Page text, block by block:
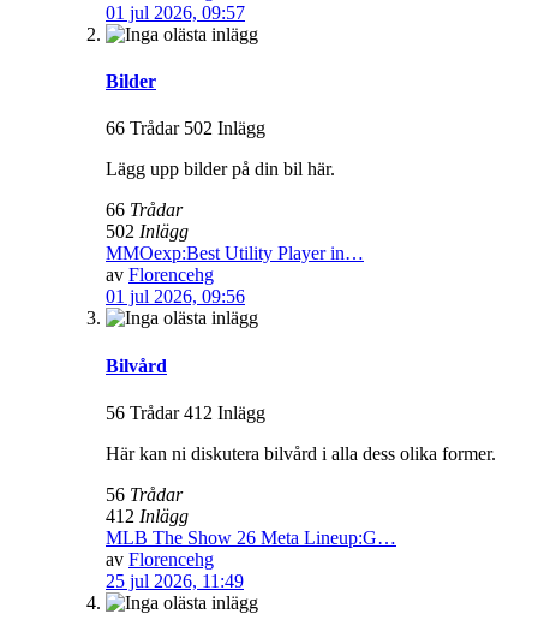
01 jul 2026, 09:57
Bilder
66 Trådar 502 Inlägg
Lägg upp bilder på din bil här.
66 Trådar
502 Inlägg
MMOexp:Best Utility Player in…
av Florencehg
01 jul 2026, 09:56
Bilvård
56 Trådar 412 Inlägg
Här kan ni diskutera bilvård i alla dess olika former.
56 Trådar
412 Inlägg
MLB The Show 26 Meta Lineup:G…
av Florencehg
25 jul 2026, 11:49